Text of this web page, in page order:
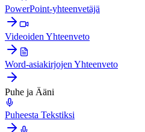
PowerPoint-yhteenvetäjä
Videoiden Yhteenveto
Word-asiakirjojen Yhteenveto
Puhe ja Ääni
Puheesta Tekstiksi